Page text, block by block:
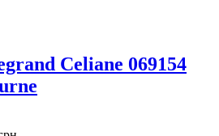
Celiane 069154